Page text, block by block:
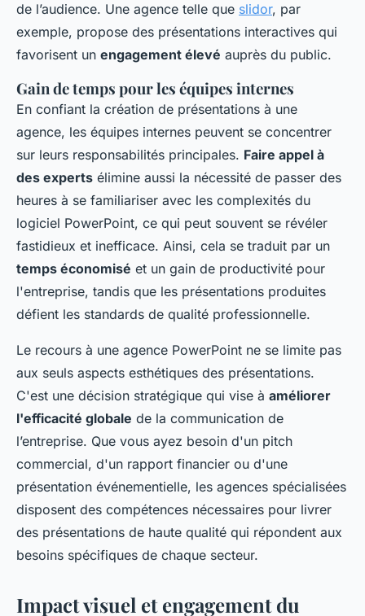
de l’audience. Une agence telle que slidor, par
exemple, propose des présentations interactives qui
favorisent un engagement élevé auprès du public.
Gain de temps pour les équipes internes
En confiant la création de présentations à une
agence, les équipes internes peuvent se concentrer
sur leurs responsabilités principales. Faire appel à
des experts élimine aussi la nécessité de passer des
heures à se familiariser avec les complexités du
logiciel PowerPoint, ce qui peut souvent se révéler
fastidieux et inefficace. Ainsi, cela se traduit par un
temps économisé et un gain de productivité pour
l'entreprise, tandis que les présentations produites
défient les standards de qualité professionnelle.
Le recours à une agence PowerPoint ne se limite pas
aux seuls aspects esthétiques des présentations.
C'est une décision stratégique qui vise à améliorer
l'efficacité globale de la communication de
l’entreprise. Que vous ayez besoin d'un pitch
commercial, d'un rapport financier ou d'une
présentation événementielle, les agences spécialisées
disposent des compétences nécessaires pour livrer
des présentations de haute qualité qui répondent aux
besoins spécifiques de chaque secteur.
Impact visuel et engagement du